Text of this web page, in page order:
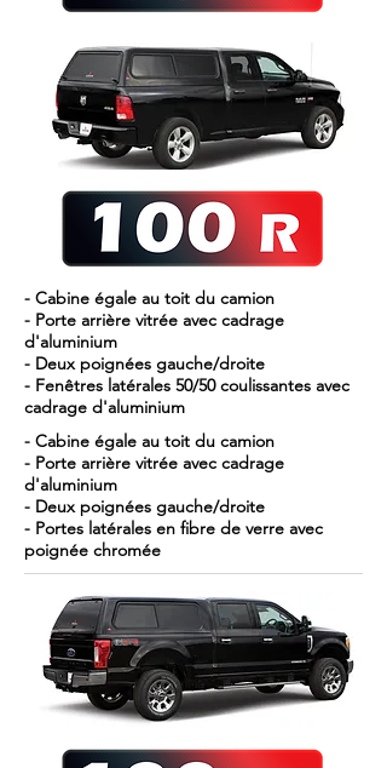
- Cabine égale au toit du camion
- Porte arrière vitrée avec cadrage
d'aluminium
- Deux poignées gauche/droite
- Fenêtres latérales 50/50 coulissantes avec
cadrage d'aluminium
- Cabine égale au toit du camion
- Porte arrière vitrée avec cadrage
d'aluminium
- Deux poignées gauche/droite
- Portes latérales en fibre de verre avec
poignée chromée